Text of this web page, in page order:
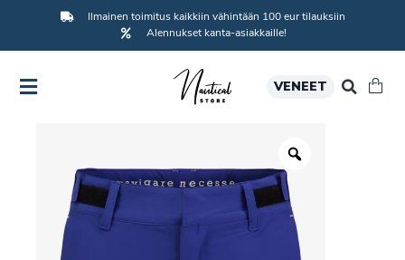
Ilmainen toimitus kaikkiin vähintään 100 eur tilauksiin
Alennukset kanta-asiakkaille!
VENEET